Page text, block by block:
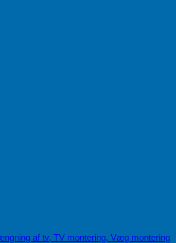
af tv, TV montering, Væg montering